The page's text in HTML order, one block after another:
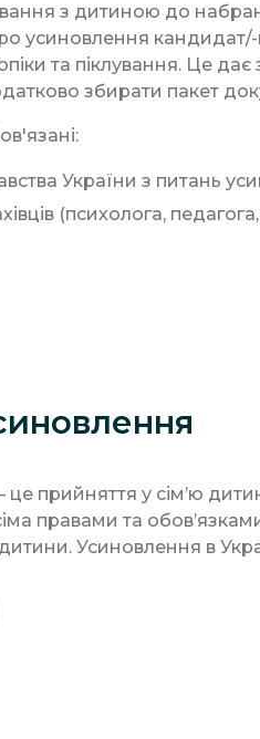
з дитиною до
усиновлення кандидат/-
та піклування. Це
збирати пакет
України з питань
(психолога,
прийняття у сім’ю
правами та
Усиновлення в